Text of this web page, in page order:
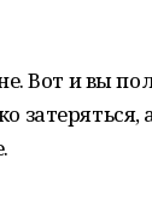
Вот и вы
затеряться,